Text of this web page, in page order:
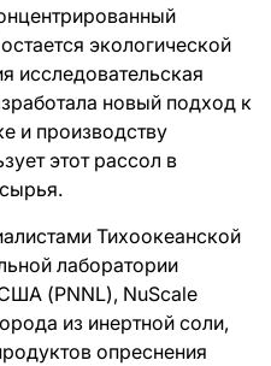
экологической
исследовательская
новый подход к
и производству
этот рассол в
Тихоокеанской
лаборатории
(PNNL), NuScale
из инертной соли,
опреснения